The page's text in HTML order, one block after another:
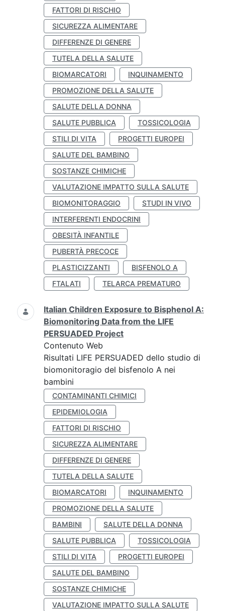
FATTORI DI RISCHIO
SICUREZZA ALIMENTARE
DIFFERENZE DI GENERE
TUTELA DELLA SALUTE
BIOMARCATORI
INQUINAMENTO
PROMOZIONE DELLA SALUTE
SALUTE DELLA DONNA
SALUTE PUBBLICA
TOSSICOLOGIA
STILI DI VITA
PROGETTI EUROPEI
SALUTE DEL BAMBINO
SOSTANZE CHIMICHE
VALUTAZIONE IMPATTO SULLA SALUTE
BIOMONITORAGGIO
STUDI IN VIVO
INTERFERENTI ENDOCRINI
OBESITÀ INFANTILE
PUBERTÀ PRECOCE
PLASTICIZZANTI
BISFENOLO A
FTALATI
TELARCA PREMATURO
Italian Children Exposure to Bisphenol A:
Biomonitoring Data from the LIFE
PERSUADED Project
Contenuto Web
Risultati LIFE PERSUADED dello studio di
biomonitoragio del bisfenolo A nei
bambini
CONTAMINANTI CHIMICI
EPIDEMIOLOGIA
FATTORI DI RISCHIO
SICUREZZA ALIMENTARE
DIFFERENZE DI GENERE
TUTELA DELLA SALUTE
BIOMARCATORI
INQUINAMENTO
PROMOZIONE DELLA SALUTE
BAMBINI
SALUTE DELLA DONNA
SALUTE PUBBLICA
TOSSICOLOGIA
STILI DI VITA
PROGETTI EUROPEI
SALUTE DEL BAMBINO
SOSTANZE CHIMICHE
VALUTAZIONE IMPATTO SULLA SALUTE